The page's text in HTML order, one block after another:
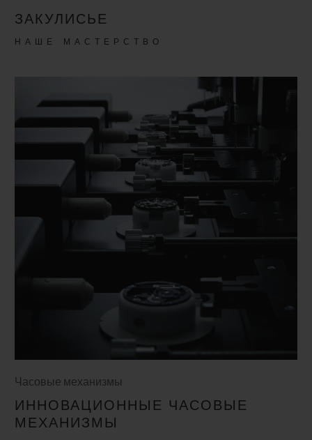
ЗАКУЛИСЬЕ
НАШЕ МАСТЕРСТВО
Часовые механизмы
ИННОВАЦИОННЫЕ ЧАСОВЫЕ
МЕХАНИЗМЫ